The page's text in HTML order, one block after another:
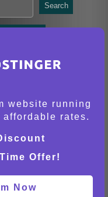
Search
website running
rates.
Offer!
Now